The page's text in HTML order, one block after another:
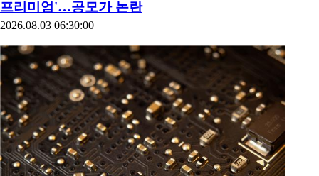
구형모 LX엠디아이 사장이 구본준 LX홀딩스 회장으로부터 주
식을 증여받아 최대주주로 올라서게 된다. LX그룹의 승계 구도
가 사실상 마무리되면서 구 사장은 주요 계열사의 수익성 개선이
라는 과제를 안게 됐다. ...
[IB토마토]글로벌테크놀로지, 적자기업 몸값에 '대만